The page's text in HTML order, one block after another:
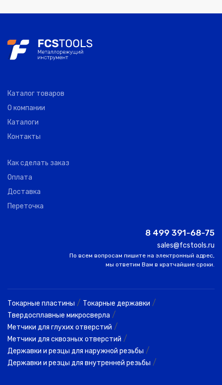
Каталог товаров
О компании
Каталоги
Контакты
Как сделать заказ
Оплата
Доставка
Переточка
8 499 391-68-75
sales@fcstools.ru
По всем вопросам пишите на электронный адрес,
мы ответим Вам в кратчайшие сроки.
Токарные пластины / Токарные державки /
Твердосплавные микросверла /
Метчики для глухих отверстий /
Метчики для сквозных отверстий /
Державки и резцы для наружной резьбы /
Державки и резцы для внутренней резьбы /